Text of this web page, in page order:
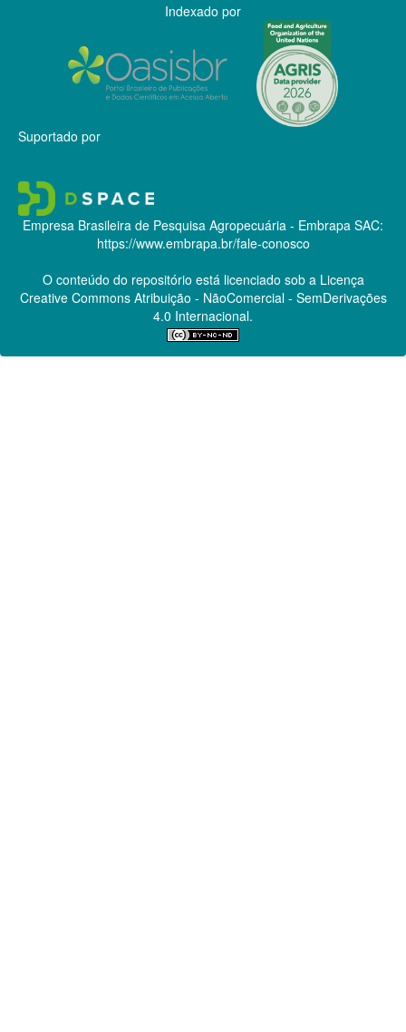
Indexado por
Suportado por
Empresa Brasileira de Pesquisa Agropecuária - Embrapa SAC:
https://www.embrapa.br/fale-conosco
O conteúdo do repositório está licenciado sob a Licença
Creative CommonsAtribuição - NãoComercial - SemDerivações
4.0 Internacional.